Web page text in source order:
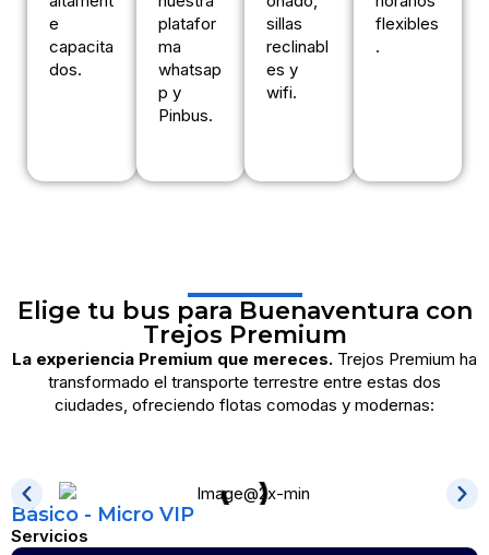
e
capacita
dos.
platafor
ma
whatsap
p y
Pinbus.
sillas
reclinabl
es y
wifi.
flexibles
.
Elige tu bus para Buenaventura con
Trejos Premium
La experiencia Premium que mereces. Trejos Premium ha
transformado el transporte terrestre entre estas dos
ciudades, ofreciendo flotas comodas y modernas:
Básico - Micro VIP
Servicios